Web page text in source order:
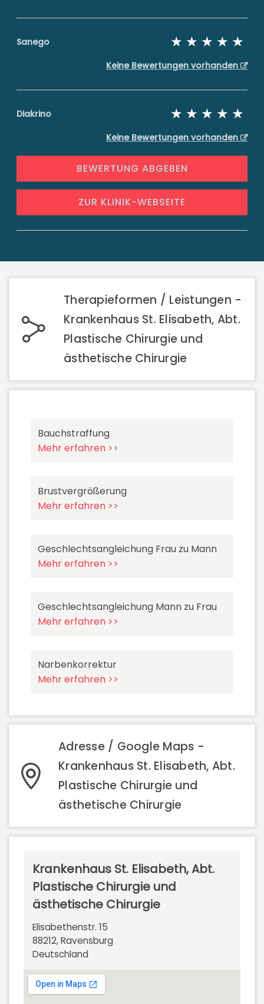
Sanego
Keine Bewertungen vorhanden
Diakrino
Keine Bewertungen vorhanden
BEWERTUNG ABGEBEN
ZUR KLINIK-WEBSEITE
Therapieformen / Leistungen -
Krankenhaus St. Elisabeth, Abt.
Plastische Chirurgie und
ästhetische Chirurgie
Bauchstraffung
Mehr erfahren >>
Brustvergrößerung
Mehr erfahren >>
Geschlechtsangleichung Frau zu Mann
Mehr erfahren >>
Geschlechtsangleichung Mann zu Frau
Mehr erfahren >>
Narbenkorrektur
Mehr erfahren >>
Adresse / Google Maps -
Krankenhaus St. Elisabeth, Abt.
Plastische Chirurgie und
ästhetische Chirurgie
Krankenhaus St. Elisabeth, Abt.
Plastische Chirurgie und
ästhetische Chirurgie
Elisabethenstr. 15
88212, Ravensburg
Deutschland